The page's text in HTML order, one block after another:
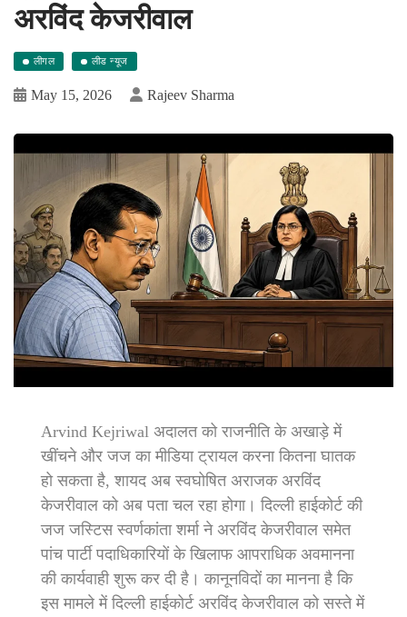
अरविंद केजरीवाल
लीगल लीड न्यूज
May 15, 2026 Rajeev Sharma
Arvind Kejriwal अदालत को राजनीति के अखाड़े में
खींचने और जज का मीडिया ट्रायल करना कितना घातक
हो सकता है, शायद अब स्वघोषित अराजक अरविंद
केजरीवाल को अब पता चल रहा होगा। दिल्ली हाईकोर्ट की
जज जस्टिस स्वर्णकांता शर्मा ने अरविंद केजरीवाल समेत
पांच पार्टी पदाधिकारियों के खिलाफ आपराधिक अवमानना
की कार्यवाही शुरू कर दी है। कानूनविदों का मानना है कि
इस मामले में दिल्ली हाईकोर्ट अरविंद केजरीवाल को सस्ते में